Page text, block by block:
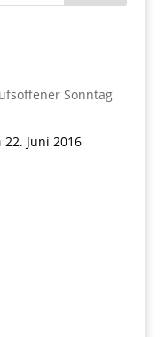
Sonntag
22. Juni 2016